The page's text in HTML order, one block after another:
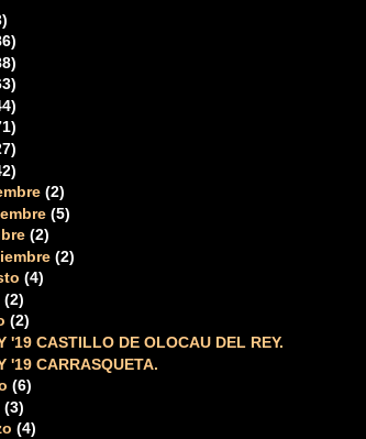
(2)
(5)
(2)
(2)
(4)
(2)
(2)
'19 CASTILLO DE OLOCAU DEL REY.
'19 CARRASQUETA.
(6)
(3)
(4)